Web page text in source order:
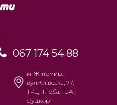
м. Житомир,
вул.Київська, 77,
ТРЦ "Глобал UA",
фудкорт
067 174 54 88